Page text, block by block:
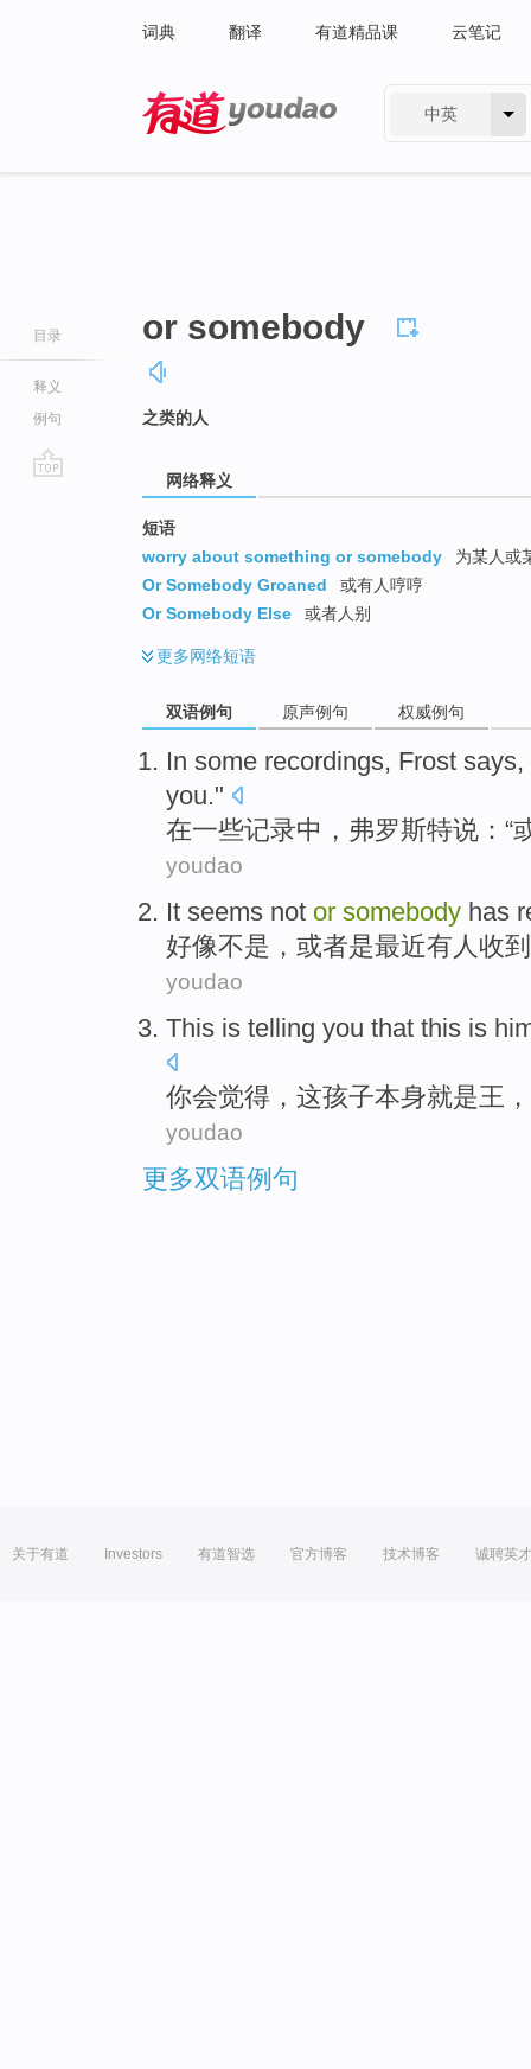
词典 翻译 有道精品课 云笔记
中英
目录
释义
例句
or somebody
之类的人
网络释义
短语
worry about something or somebody
为某人或
Or Somebody Groaned
或有人哼哼
Or Somebody Else
或者人别
更多网络短语
双语例句 原声例句 权威例句
In some recordings, Frost says,
you."
在一些记录中 ， 弗罗斯特说 ：“
youdao
It seems not or somebody has
好像不是 ， 或者是最近有人收到
youdao
This is telling you that this is
你会觉得， 这孩子本身就是王 ，
youdao
更多双语例句
关于有道 Investors 有道智选 官方博客 技术博客 诚聘英才